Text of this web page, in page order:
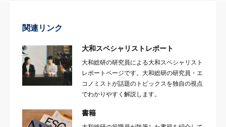
関連リンク
大和スペシャリストレポート
大和総研の研究員による大和スペシャリスト
レポートページです。大和総研の研究員・エ
コノミストが話題のトピックスを独自の視点
でわかりやすく解説します。
書籍